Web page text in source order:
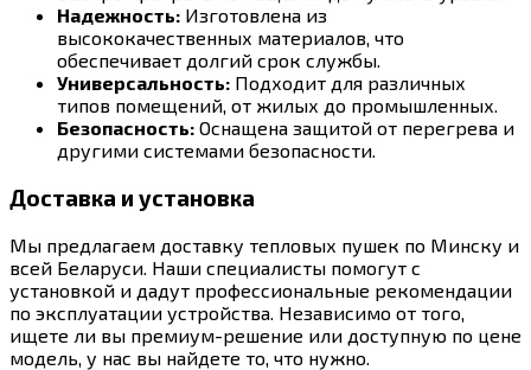
Надежность: Изготовлена из
высококачественных материалов, что
обеспечивает долгий срок службы.
Универсальность: Подходит для различных
типов помещений, от жилых до промышленных.
Безопасность: Оснащена защитой от перегрева и
другими системами безопасности.
Доставка и установка
Мы предлагаем доставку тепловых пушек по Минску и
всей Беларуси. Наши специалисты помогут с
установкой и дадут профессиональные рекомендации
по эксплуатации устройства. Независимо от того,
ищете ли вы премиум-решение или доступную по цене
модель, у нас вы найдете то, что нужно.